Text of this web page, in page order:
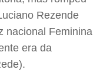
Rezende
nacional Feminina
era da